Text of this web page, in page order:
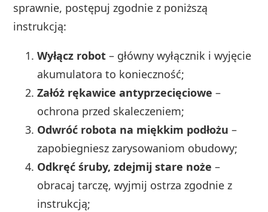
sprawnie, postępuj zgodnie z poniższą
instrukcją:
Wyłącz robot – główny wyłącznik i wyjęcie
akumulatora to konieczność;
Załóż rękawice antyprzecięciowe –
ochrona przed skaleczeniem;
Odwróć robota na miękkim podłożu –
zapobiegniesz zarysowaniom obudowy;
Odkręć śruby, zdejmij stare noże –
obracaj tarczę, wyjmij ostrza zgodnie z
instrukcją;